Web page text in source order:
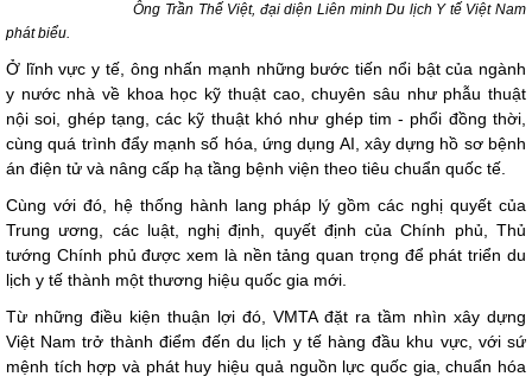
Ông Trần Thế Việt, đại diện Liên minh Du lịch Y tế Việt Nam
phát biểu.
Ở lĩnh vực y tế, ông nhấn mạnh những bước tiến nổi bật của ngành
y nước nhà về khoa học kỹ thuật cao, chuyên sâu như phẫu thuật
nội soi, ghép tạng, các kỹ thuật khó như ghép tim - phổi đồng thời,
cùng quá trình đẩy mạnh số hóa, ứng dụng AI, xây dựng hồ sơ bệnh
án điện tử và nâng cấp hạ tầng bệnh viện theo tiêu chuẩn quốc tế.
Cùng với đó, hệ thống hành lang pháp lý gồm các nghị quyết của
Trung ương, các luật, nghị định, quyết định của Chính phủ, Thủ
tướng Chính phủ được xem là nền tảng quan trọng để phát triển du
lịch y tế thành một thương hiệu quốc gia mới.
Từ những điều kiện thuận lợi đó, VMTA đặt ra tầm nhìn xây dựng
Việt Nam trở thành điểm đến du lịch y tế hàng đầu khu vực, với sứ
mệnh tích hợp và phát huy hiệu quả nguồn lực quốc gia, chuẩn hóa